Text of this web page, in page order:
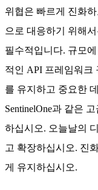
위협은 빠르게 진화
으로 대응하기 위해
필수적입니다. 규모
적인 API 프레임워크
를 유지하고 중요한
SentinelOne과 같은
하십시오. 오늘날의
고 확장하십시오. 진
게 유지하십시오.